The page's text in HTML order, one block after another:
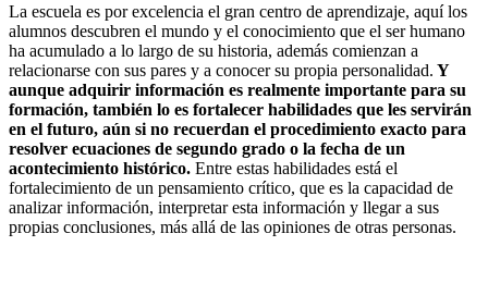
La escuela es por excelencia el gran centro de aprendizaje, aquí los
alumnos descubren el mundo y el conocimiento que el ser humano
ha acumulado a lo largo de su historia, además comienzan a
relacionarse con sus pares y a conocer su propia personalidad. Y
aunque adquirir información es realmente importante para su
formación, también lo es fortalecer habilidades que les servirán
en el futuro, aún si no recuerdan el procedimiento exacto para
resolver ecuaciones de segundo grado o la fecha de un
acontecimiento histórico. Entre estas habilidades está el
fortalecimiento de un pensamiento crítico, que es la capacidad de
analizar información, interpretar esta información y llegar a sus
propias conclusiones, más allá de las opiniones de otras personas.